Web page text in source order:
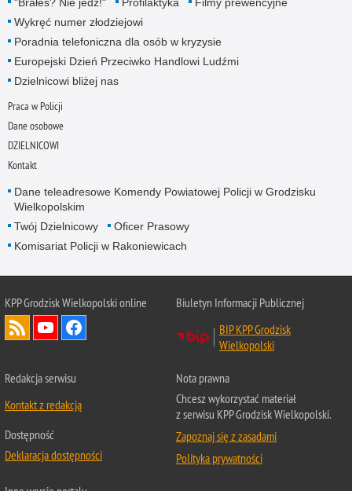
Wykręć numer złodziejowi
Poradnia telefoniczna dla osób w kryzysie
Europejski Dzień Przeciwko Handlowi Ludźmi
Dzielnicowi bliżej nas
Praca w Policji
Dane osobowe
DZIELNICOWI
Kontakt
Dane teleadresowe Komendy Powiatowej Policji w Grodzisku
Wielkopolskim
Twój Dzielnicowy
Oficer Prasowy
Komisariat Policji w Rakoniewicach
KPP Grodzisk Wielkopolski online
Biuletyn Informacji Publicznej
BIP KPP Grodzisk
Wielkopolski
Redakcja serwisu
Kontakt z redakcją
Dostępność
Deklaracja dostępności
Nota prawna
Chcesz wykorzystać materiał
z serwisu KPP Grodzisk Wielkopolski.
Zapoznaj się z zasadami
Polityka prywatności